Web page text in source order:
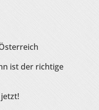
ist der richtige